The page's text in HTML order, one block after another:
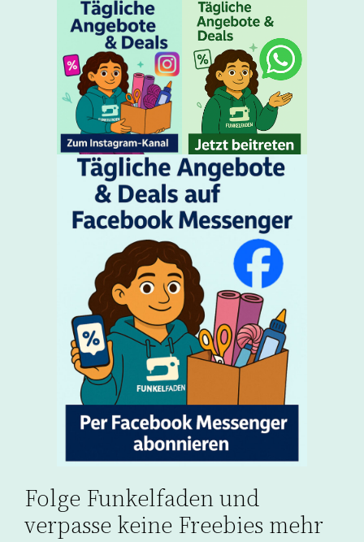
Folge Funkelfaden und
verpasse keine Freebies mehr